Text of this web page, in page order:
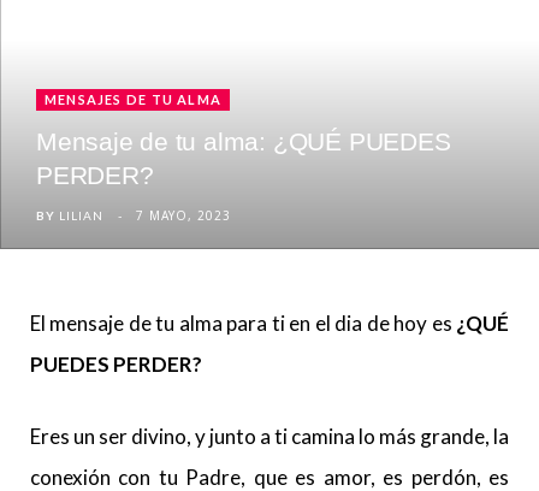
MENSAJES DE TU ALMA
Mensaje de tu alma: ¿QUÉ PUEDES
PERDER?
BY LILIAN 7 MAYO, 2023
El mensaje de tu alma para ti en el dia de hoy es ¿QUÉ
PUEDES PERDER?
Eres un ser divino, y junto a ti camina lo más grande, la
conexión con tu Padre, que es amor, es perdón, es